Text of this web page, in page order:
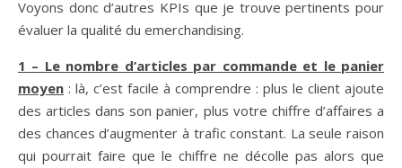
Voyons donc d’autres KPIs que je trouve pertinents pour
évaluer la qualité du emerchandising.
1 – Le nombre d’articles par commande et le panier
moyen : là, c’est facile à comprendre : plus le client ajoute
des articles dans son panier, plus votre chiffre d’affaires a
des chances d’augmenter à trafic constant. La seule raison
qui pourrait faire que le chiffre ne décolle pas alors que